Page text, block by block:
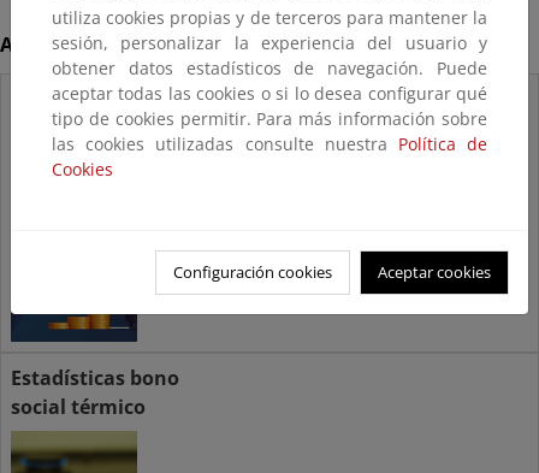
Acceda a los datos en formato excel
Estadísticas bono
social eléctrico
Estadísticas bono
social térmico
utiliza cookies propias y de terceros para mantener la
sesión, personalizar la experiencia del usuario y
obtener datos estadísticos de navegación. Puede
aceptar todas las cookies o si lo desea configurar qué
tipo de cookies permitir. Para más información sobre
las cookies utilizadas consulte nuestra Política de
Cookies
Configuración cookies Aceptar cookies